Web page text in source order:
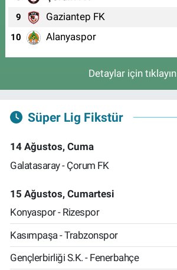
9 Gaziantep FK
10 Alanyaspor
Detaylar için tıklayın
Süper Lig Fikstür
14 Ağustos, Cuma
Galatasaray - Çorum FK
15 Ağustos, Cumartesi
Konyaspor - Rizespor
Kasımpaşa - Trabzonspor
Gençlerbirliği S.K. - Fenerbahçe